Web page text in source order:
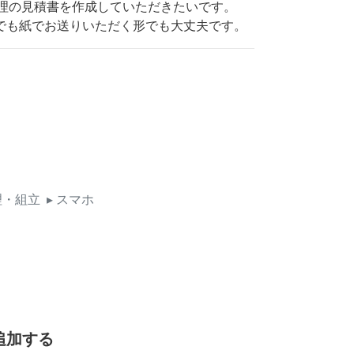
見積書を作成していただきたいです。
紙でお送りいただく形でも大丈夫です。
組立 ▸ スマホ
加する